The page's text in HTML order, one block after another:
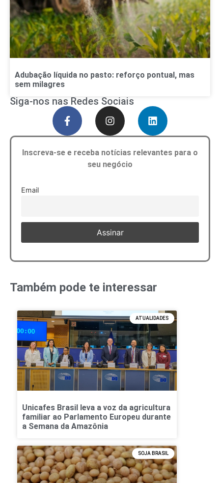
Adubação líquida no pasto: reforço pontual, mas
sem milagres
Siga-nos nas Redes Sociais
Inscreva-se e receba notícias relevantes para o
seu negócio
Email
Também pode te interessar
ATUALIDADES
Unicafes Brasil leva a voz da agricultura
familiar ao Parlamento Europeu durante
a Semana da Amazônia
SOJA BRASIL